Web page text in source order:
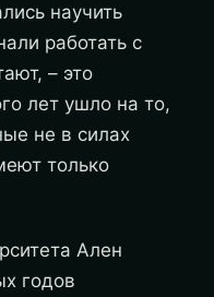
научить
работать с
– это
лет ушло на то,
не в силах
только
Ален
годов